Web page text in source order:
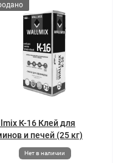
К-16 Клей для
и печей (25 кг)
Нет в наличии